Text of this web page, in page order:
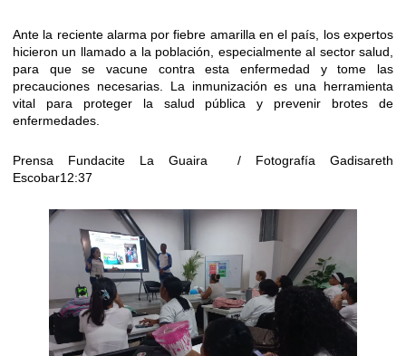
Ante la reciente alarma por fiebre amarilla en el país, los expertos
hicieron un llamado a la población, especialmente al sector salud,
para que se vacune contra esta enfermedad y tome las
precauciones necesarias. La inmunización es una herramienta
vital para proteger la salud pública y prevenir brotes de
enfermedades.
Prensa Fundacite La Guaira / Fotografía Gadisareth
Escobar12:37